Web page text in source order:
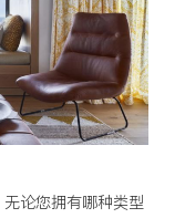
论您拥有哪种类型